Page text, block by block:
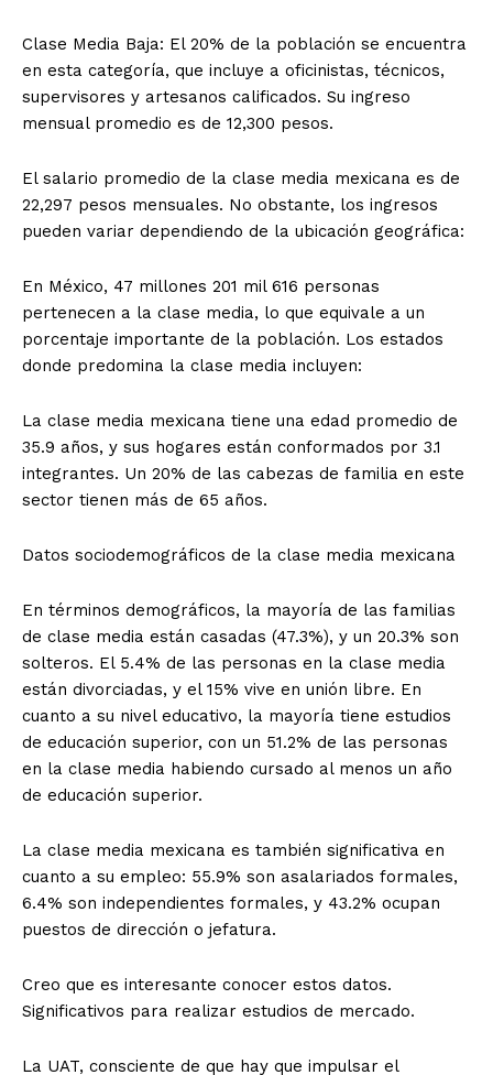
Clase Media Baja: El 20% de la población se encuentra
en esta categoría, que incluye a oficinistas, técnicos,
supervisores y artesanos calificados. Su ingreso
mensual promedio es de 12,300 pesos.
El salario promedio de la clase media mexicana es de
22,297 pesos mensuales. No obstante, los ingresos
pueden variar dependiendo de la ubicación geográfica:
En México, 47 millones 201 mil 616 personas
pertenecen a la clase media, lo que equivale a un
porcentaje importante de la población. Los estados
donde predomina la clase media incluyen:
La clase media mexicana tiene una edad promedio de
35.9 años, y sus hogares están conformados por 3.1
integrantes. Un 20% de las cabezas de familia en este
sector tienen más de 65 años.
Datos sociodemográficos de la clase media mexicana
En términos demográficos, la mayoría de las familias
de clase media están casadas (47.3%), y un 20.3% son
solteros. El 5.4% de las personas en la clase media
están divorciadas, y el 15% vive en unión libre. En
cuanto a su nivel educativo, la mayoría tiene estudios
de educación superior, con un 51.2% de las personas
en la clase media habiendo cursado al menos un año
de educación superior.
La clase media mexicana es también significativa en
cuanto a su empleo: 55.9% son asalariados formales,
6.4% son independientes formales, y 43.2% ocupan
puestos de dirección o jefatura.
Creo que es interesante conocer estos datos.
Significativos para realizar estudios de mercado.
La UAT, consciente de que hay que impulsar el